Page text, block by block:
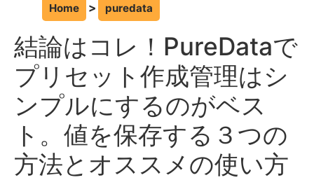
Home puredata
結論はコレ！PureDataで
プリセット作成管理はシ
ンプルにするのがベス
ト。値を保存する３つの
方法とオススメの使い方